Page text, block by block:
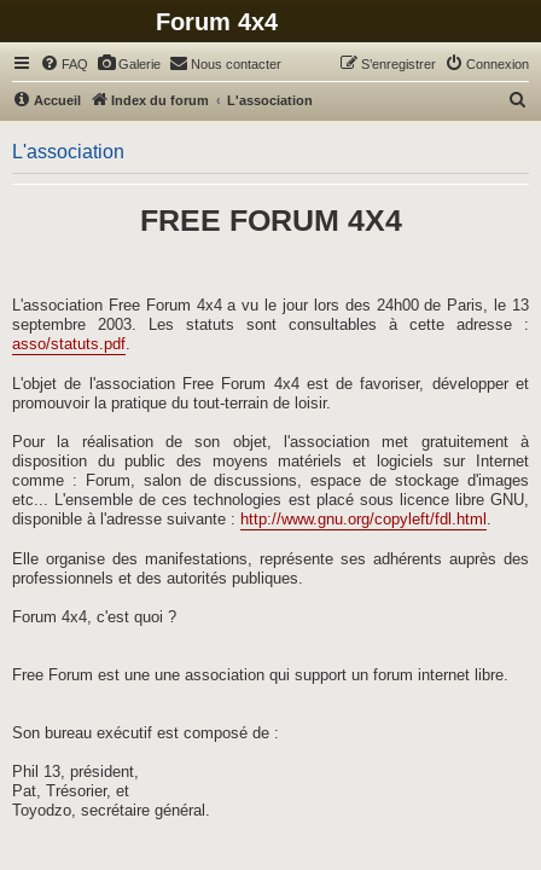
Forum 4x4
FAQ Galerie Nous contacter Connexion
S’enregistrer
Accueil Index du forum L'association
h
h
L'association
FREE FORUM 4X4
L'association Free Forum 4x4 a vu le jour lors des 24h00 de Paris, le 13
septembre 2003. Les statuts sont consultables à cette adresse :
asso/statuts.pdf.
L'objet de l'association Free Forum 4x4 est de favoriser, développer et
promouvoir la pratique du tout-terrain de loisir.
Pour la réalisation de son objet, l'association met gratuitement à
disposition du public des moyens matériels et logiciels sur Internet
comme : Forum, salon de discussions, espace de stockage d'images
etc... L'ensemble de ces technologies est placé sous licence libre GNU,
disponible à l'adresse suivante : http://www.gnu.org/copyleft/fdl.html .
Elle organise des manifestations, représente ses adhérents auprès des
professionnels et des autorités publiques.
Forum 4x4, c'est quoi ?
Free Forum est une une association qui support un forum internet libre.
Son bureau exécutif est composé de :
Phil 13, président,
Pat, Trésorier, et
Toyodzo, secrétaire général.